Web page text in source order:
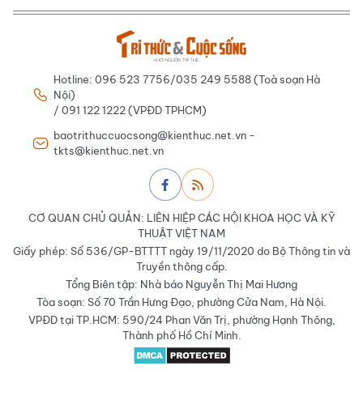
Hotline: 096 523 7756/035 249 5588 (Toà soạn Hà
Nội)
/ 091 122 1222 (VPĐD TPHCM)
baotrithuccuocsong@kienthuc.net.vn -
tkts@kienthuc.net.vn
CƠ QUAN CHỦ QUẢN: LIÊN HIỆP CÁC HỘI KHOA HỌC VÀ KỸ
THUẬT VIỆT NAM
Giấy phép: Số 536/GP-BTTTT ngày 19/11/2020 do Bộ Thông tin và
Truyền thông cấp.
Tổng Biên tập: Nhà báo Nguyễn Thị Mai Hương
Tòa soạn: Số 70 Trần Hưng Đạo, phường Cửa Nam, Hà Nội.
VPĐD tại TP.HCM: 590/24 Phan Văn Trị, phường Hạnh Thông,
Thành phố Hồ Chí Minh.